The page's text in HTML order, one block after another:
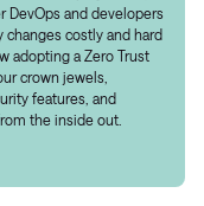
DevOps and developers
costly and hard
adopting a Zero Trust
crown jewels,
features, and
the inside out.